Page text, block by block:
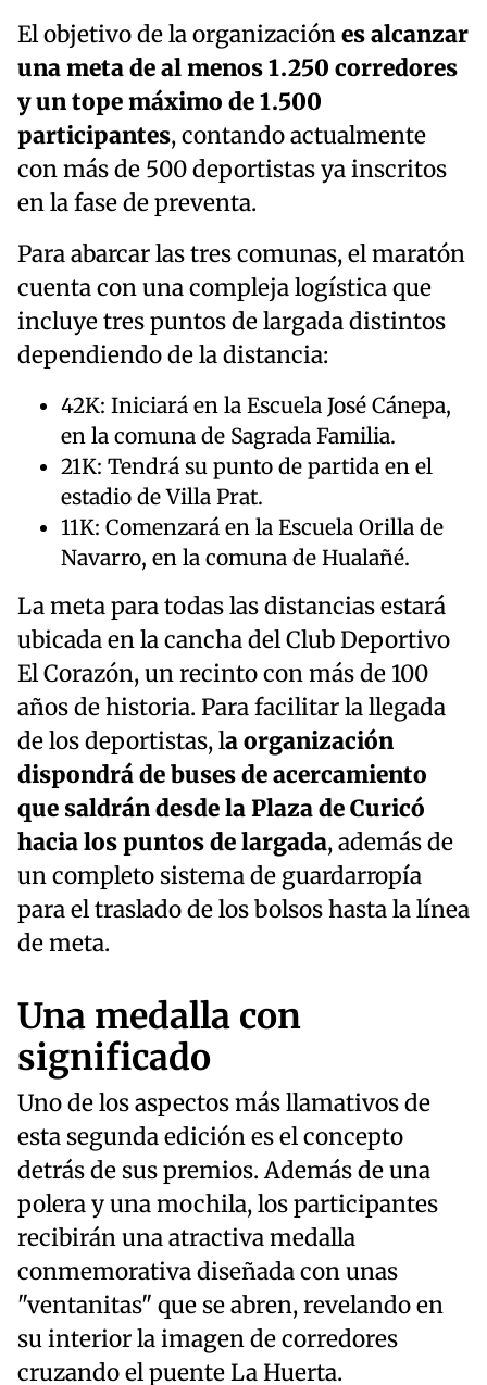
El objetivo de la organizaciónes alcanzar
una meta de al menos 1.250 corredores
y un tope máximo de 1.500
participantes, contando actualmente
con más de 500 deportistas ya inscritos
en la fase de preventa.
Para abarcar las tres comunas, el maratón
cuenta con una compleja logística que
incluye tres puntos de largada distintos
dependiendo de la distancia:
42K: Iniciará en la Escuela José Cánepa,
en la comuna de Sagrada Familia.
21K: Tendrá su punto de partida en el
estadio de Villa Prat.
11K: Comenzará en la Escuela Orilla de
Navarro, en la comuna de Hualañé.
La meta para todas las distancias estará
ubicada en la cancha del Club Deportivo
El Corazón, un recinto con más de 100
años de historia. Para facilitar la llegada
de los deportistas, la organización
dispondrá de buses de acercamiento
que saldrán desde la Plaza de Curicó
hacia los puntos de largada, además de
un completo sistema de guardarropía
para el traslado de los bolsos hasta la línea
de meta.
Una medalla con
significado
Uno de los aspectos más llamativos de
esta segunda edición es el concepto
detrás de sus premios. Además de una
polera y una mochila, los participantes
recibirán una atractiva medalla
conmemorativa diseñada con unas
"ventanitas" que se abren, revelando en
su interior la imagen de corredores
cruzando el puente La Huerta.